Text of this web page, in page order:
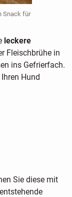
Snack für
leckere
Fleischbrühe in
ins Gefrierfach.
Hund
Sie diese mit